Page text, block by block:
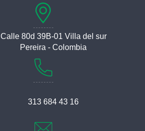
Calle 80d 39B-01 Villa del sur
Pereira - Colombia
313 684 43 16